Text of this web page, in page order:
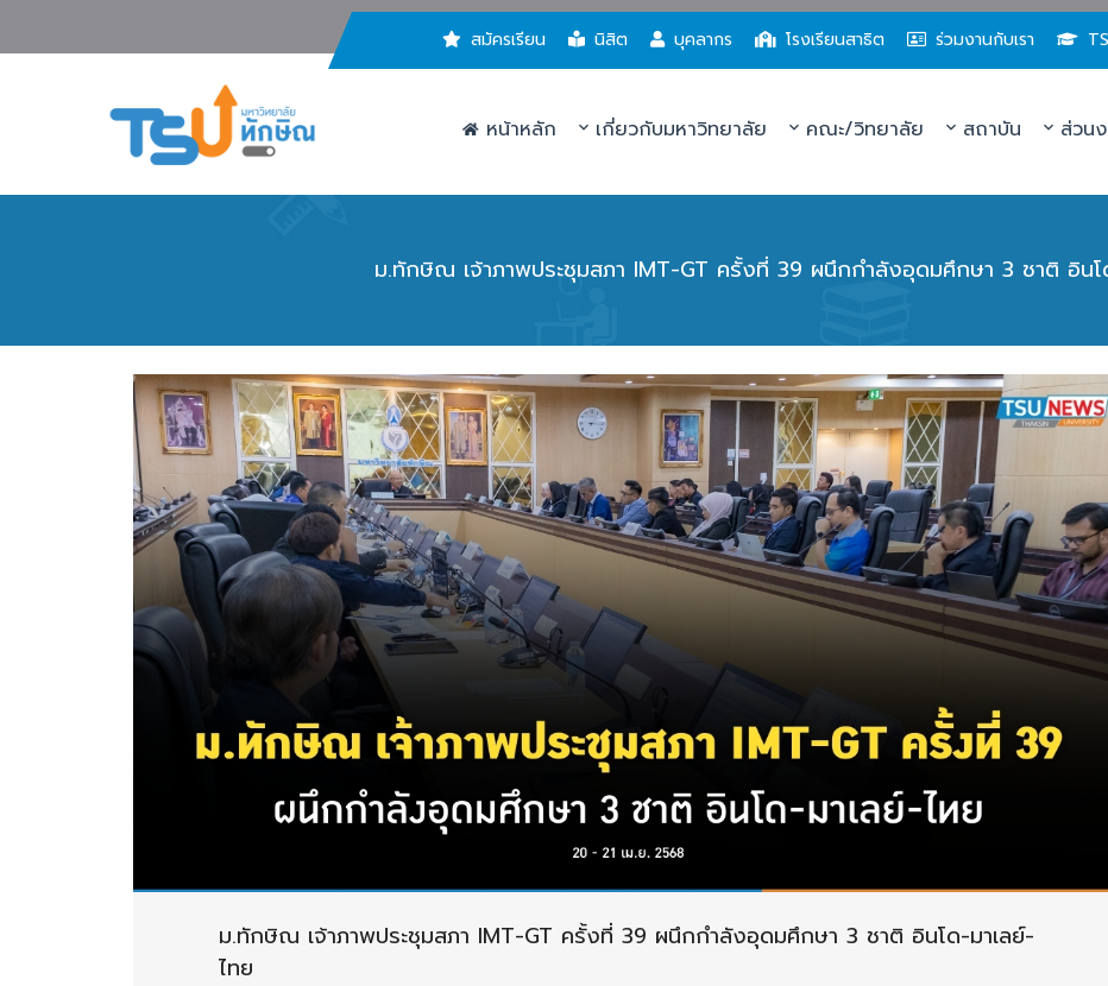
สมัครเรียน นิสิต บุคลากร โรงเรียนสาธิต ร่วมงานกับเรา
หน้าหลัก เกี่ยวกับมหาวิทยาลัย คณะ/วิทยาลัย สถาบัน ส่วนง
ม.ทักษิณ เจ้าภาพประชุมสภา IMT-GT ครั้งที่ 39 ผนึกกำลังอุดมศึกษา 3 ชาติ อินโ
ม.ทักษิณ เจ้าภาพประชุมสภา IMT-GT ครั้งที่ 39 ผนึกกำลังอุดมศึกษา 3 ชาติ อินโด-มาเลย์-
ไทย